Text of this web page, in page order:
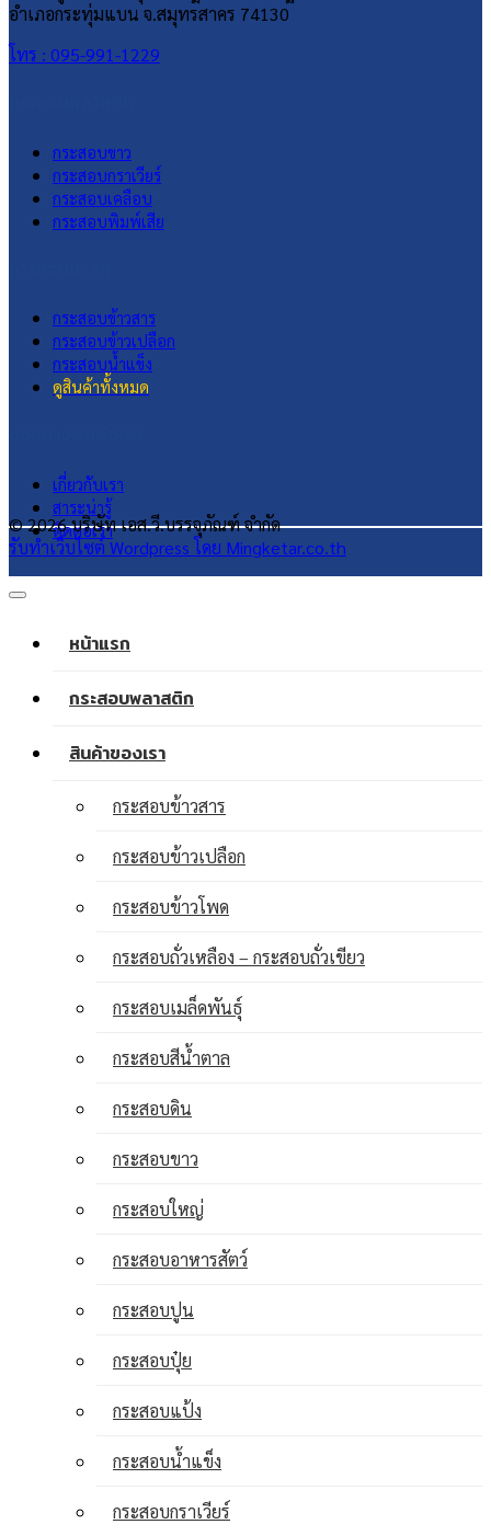
อำเภอกระทุ่มแบน จ.สมุทรสาคร 74130
โทร : 095-991-1229
กระสอบขาว
กระสอบกราเวียร์
กระสอบเคลือบ
กระสอบพิมพ์เสีย
กระสอบข้าวสาร
กระสอบข้าวเปลือก
กระสอบน้ำแข็ง
ดูสินค้าทั้งหมด
เกี่ยวกับเรา
สาระน่ารู้
ติดต่อเรา
© 2026 บริษัท เอส.วี.บรรจุภัณฑ์ จำกัด
รับทำเว็บไซต์ Wordpress โดย Mingketar.co.th
หน้าแรก
กระสอบพลาสติก
สินค้าของเรา
กระสอบข้าวสาร
กระสอบข้าวเปลือก
กระสอบข้าวโพด
กระสอบถั่วเหลือง – กระสอบถั่วเขียว
กระสอบเมล็ดพันธุ์
กระสอบสีน้ำตาล
กระสอบดิน
กระสอบขาว
กระสอบใหญ่
กระสอบอาหารสัตว์
กระสอบปูน
กระสอบปุ๋ย
กระสอบแป้ง
กระสอบน้ำแข็ง
กระสอบกราเวียร์